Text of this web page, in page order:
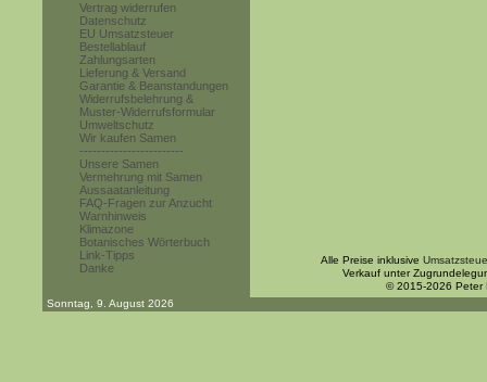
Vertrag widerrufen
Datenschutz
EU Umsatzsteuer
Bestellablauf
Zahlungsarten
Lieferung & Versand
Garantie & Beanstandungen
Widerrufsbelehrung &
Muster-Widerrufsformular
Umweltschutz
Wir kaufen Samen
------------------------
Unsere Samen
Vermehrung mit Samen
Aussaatanleitung
FAQ-Fragen zur Anzucht
Warnhinweis
Klimazone
Botanisches Wörterbuch
Link-Tipps
Danke
Alle Preise inklusive
Verkauf unter
© 2015-2026 Peter
Sonntag, 9. August 2026